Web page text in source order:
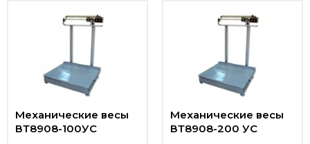
Механические весы
ВТ8908-100УС
Механические весы
ВТ8908-200 УС